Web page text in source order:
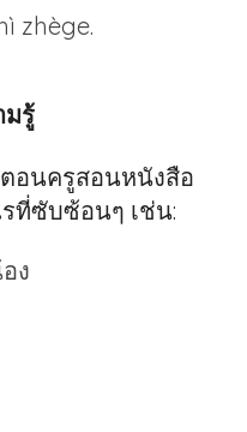
zhège.
รู้
อนครูสอนหนังสือ
รที่ซับซ้อนๆ เช่น:
ง